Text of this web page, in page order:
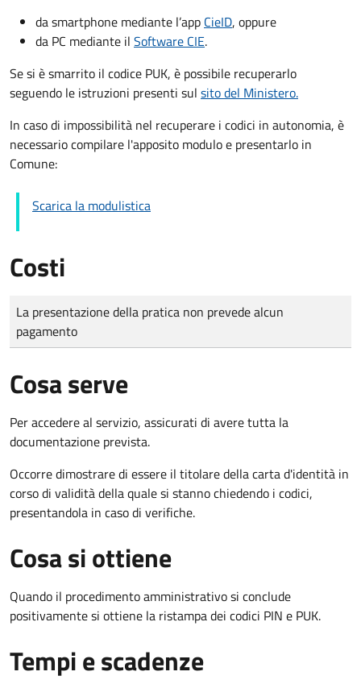
da smartphone mediante l’app CieID, oppure
da PC mediante il Software CIE.
Se si è smarrito il codice PUK, è possibile recuperarlo
seguendo le istruzioni presenti sul sito del Ministero.
In caso di impossibilità nel recuperare i codici in autonomia, è
necessario compilare l'apposito modulo e presentarlo in
Comune:
Scarica la modulistica
Costi
Tipo di pagamento
Importo
La presentazione della pratica non prevede alcun
pagamento
Cosa serve
Per accedere al servizio, assicurati di avere tutta la
documentazione prevista.
Occorre dimostrare di essere il titolare della carta d'identità in
corso di validità della quale si stanno chiedendo i codici,
presentandola in caso di verifiche.
Cosa si ottiene
Quando il procedimento amministrativo si conclude
positivamente si ottiene la ristampa dei codici PIN e PUK.
Tempi e scadenze